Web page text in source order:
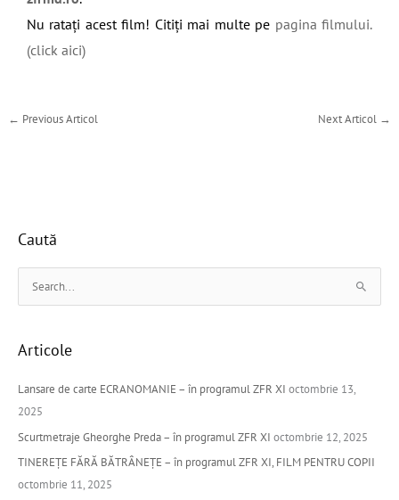
Nu ratați acest film! Citiți mai multe pe pagina filmului.
(click aici)
← Previous Articol Next Articol →
Caută
r
o
:
Articole
Lansare de carte ECRANOMANIE – în programul ZFR XI octombrie 13,
2025
Scurtmetraje Gheorghe Preda – în programul ZFR XI octombrie 12, 2025
TINEREȚE FĂRĂ BĂTRÂNEȚE – în programul ZFR XI, FILM PENTRU COPII
octombrie 11, 2025